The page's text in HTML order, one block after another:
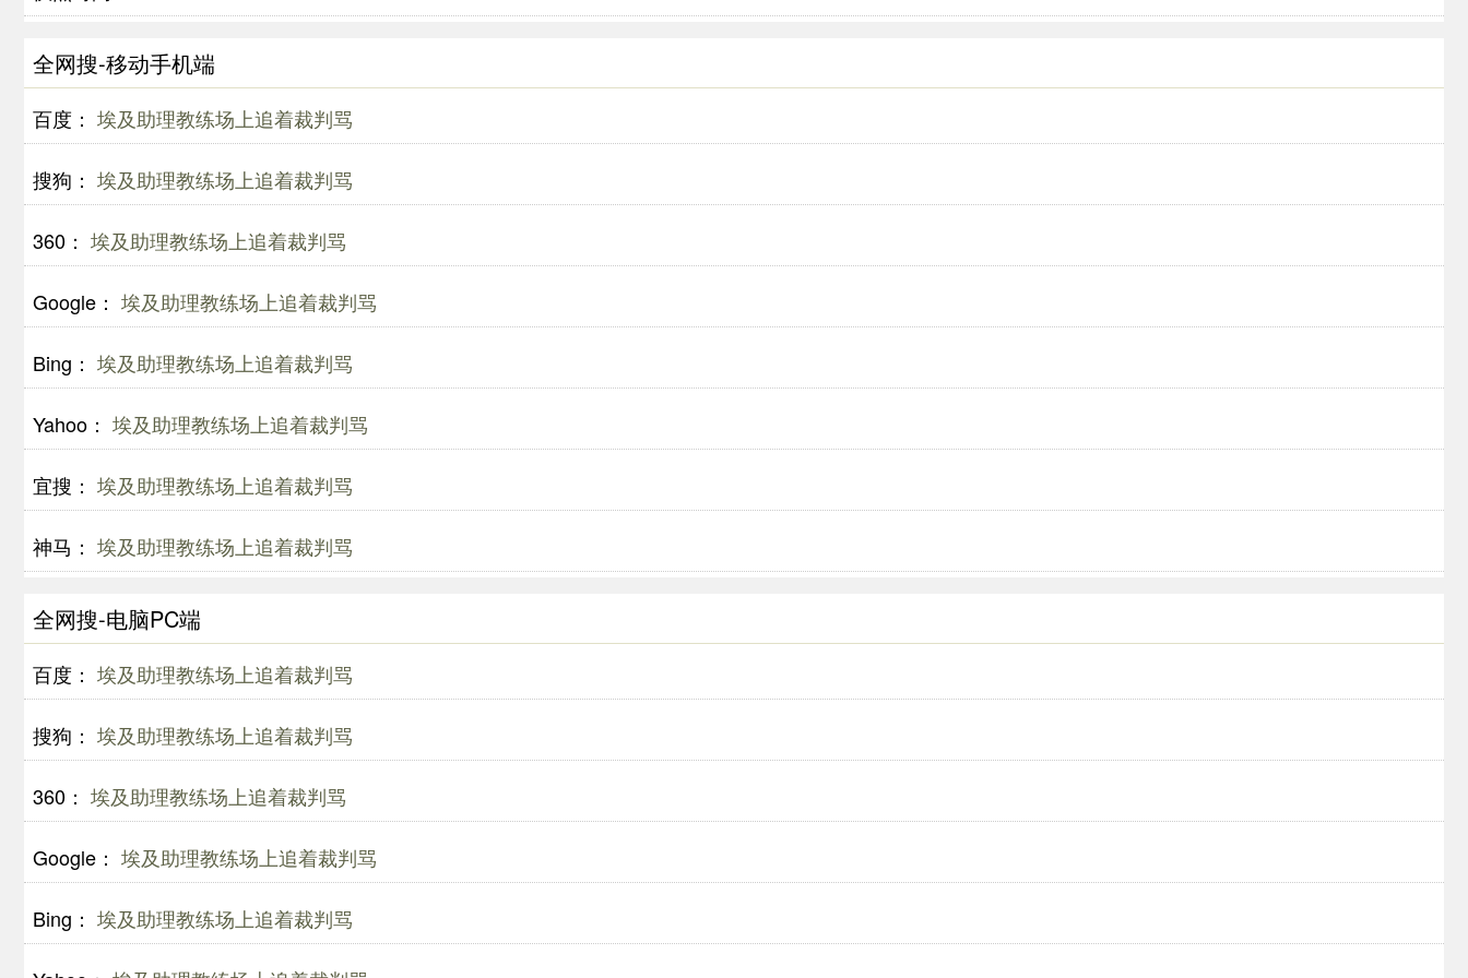
全网搜-移动手机端
百度： 埃及助理教练场上追着裁判骂
搜狗： 埃及助理教练场上追着裁判骂
360： 埃及助理教练场上追着裁判骂
Google： 埃及助理教练场上追着裁判骂
Bing： 埃及助理教练场上追着裁判骂
Yahoo： 埃及助理教练场上追着裁判骂
宜搜： 埃及助理教练场上追着裁判骂
神马： 埃及助理教练场上追着裁判骂
全网搜-电脑PC端
百度： 埃及助理教练场上追着裁判骂
搜狗： 埃及助理教练场上追着裁判骂
360： 埃及助理教练场上追着裁判骂
Google： 埃及助理教练场上追着裁判骂
Bing： 埃及助理教练场上追着裁判骂